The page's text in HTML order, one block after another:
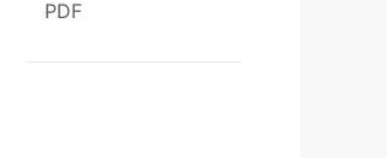
PDF